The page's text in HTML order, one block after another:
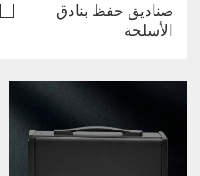
صناديق حفظ بنادق
الأسلحة